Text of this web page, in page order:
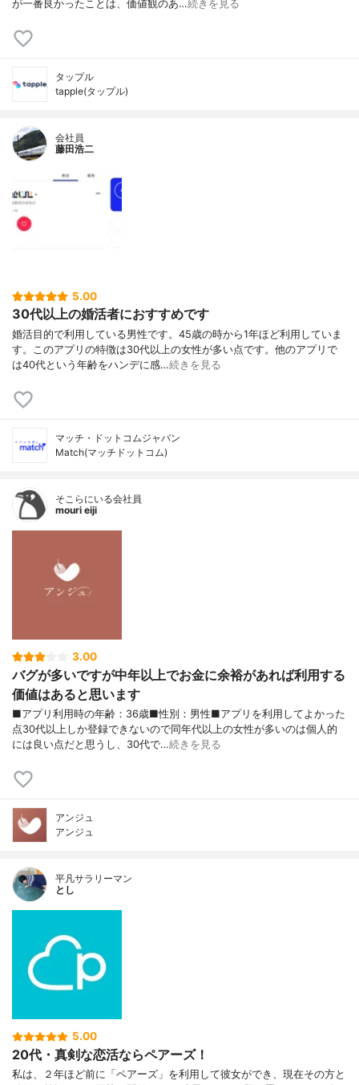
が一番良かったことは、価値観のあ…続きを見る
タップル
tapple(タップル)
会社員
藤田浩二
5.00
30代以上の婚活者におすすめです
婚活目的で利用している男性です。45歳の時から1年ほど利用していま
す。このアプリの特徴は30代以上の女性が多い点です。他のアプリで
は40代という年齢をハンデに感…続きを見る
マッチ・ドットコムジャパン
Match(マッチドットコム)
そこらにいる会社員
mouri eiji
3.00
バグが多いですが中年以上でお金に余裕があれば利用する
価値はあると思います
■アプリ利用時の年齢：36歳■性別：男性■アプリを利用してよかった
点30代以上しか登録できないので同年代以上の女性が多いのは個人的
には良い点だと思うし、30代で…続きを見る
アンジュ
アンジュ
平凡サラリーマン
とし
5.00
20代・真剣な恋活ならペアーズ！
私は、２年ほど前に「ペアーズ」を利用して彼女ができ、現在その方と